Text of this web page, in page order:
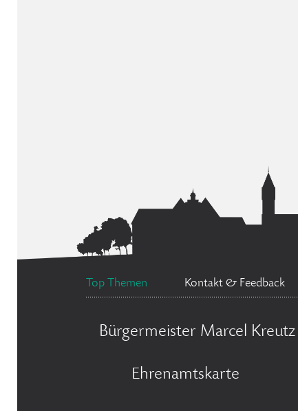
Top Themen Kontakt & Feedback
Bürgermeister Marcel Kreutz
Ehrenamtskarte